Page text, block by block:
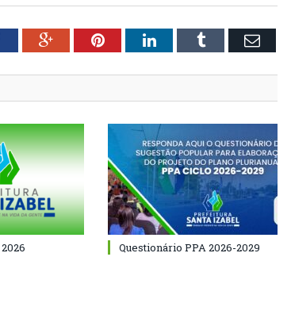
Google+PinterestLinkedInTumblr Email
Questionário PPA 2026-2029